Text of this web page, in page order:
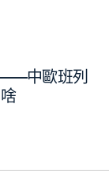
中歐班列